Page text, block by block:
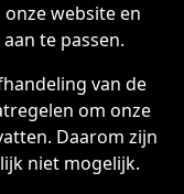
website en
te passen.
van de
om onze
Daarom zijn
niet mogelijk.